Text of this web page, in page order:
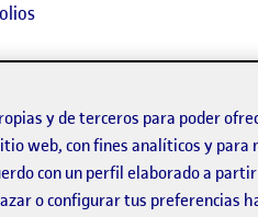
y de terceros para poder
web, con fines analíticos y
con un perfil elaborado a
o configurar tus preferencias